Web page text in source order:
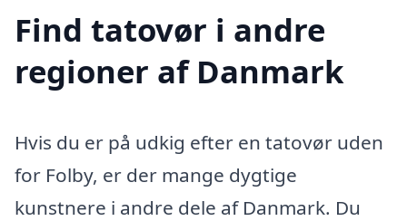
Find tatovør i andre
regioner af Danmark
Hvis du er på udkig efter en tatovør uden
for Folby, er der mange dygtige
kunstnere i andre dele af Danmark. Du